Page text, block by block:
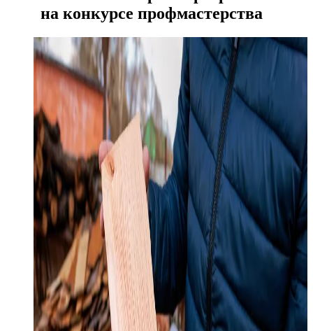
на конкурсе профмастерства